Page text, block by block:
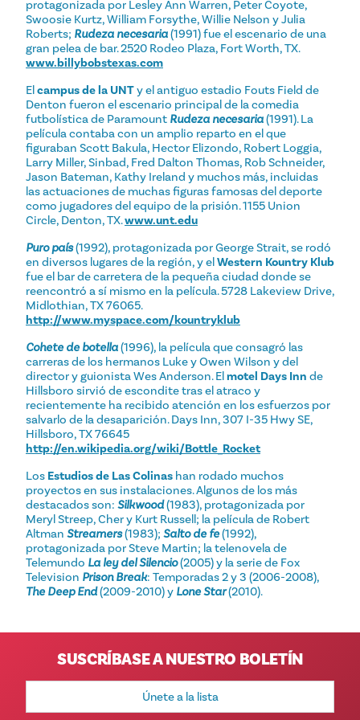
protagonizada por Lesley Ann Warren, Peter Coyote,
Swoosie Kurtz, William Forsythe, Willie Nelson y Julia
Roberts; Rudeza necesaria(1991) fue el escenario de una
gran pelea de bar. 2520 Rodeo Plaza, Fort Worth, TX.
www.billybobstexas.com
Elcampus de la UNTy el antiguo estadio Fouts Field de
Denton fueron el escenario principal de la comedia
futbolística de Paramount Rudeza necesaria(1991). La
película contaba con un amplio reparto en el que
figuraban Scott Bakula, Hector Elizondo, Robert Loggia,
Larry Miller, Sinbad, Fred Dalton Thomas, Rob Schneider,
Jason Bateman, Kathy Ireland y muchos más, incluidas
las actuaciones de muchas figuras famosas del deporte
como jugadores del equipo de la prisión. 1155 Union
Circle, Denton, TX.www.unt.edu
Puro país(1992), protagonizada por George Strait, se rodó
en diversos lugares de la región, y elWestern Kountry Klub
fue el bar de carretera de la pequeña ciudad donde se
reencontró a sí mismo en la película. 5728 Lakeview Drive,
Midlothian, TX 76065.
http://www.myspace.com/kountryklub
Cohete de botella(1996), la película que consagró las
carreras de los hermanos Luke y Owen Wilson y del
director y guionista Wes Anderson. Elmotel Days Inn de
Hillsboro sirvió de escondite tras el atraco y
recientemente ha recibido atención en los esfuerzos por
salvarlo de la desaparición. Days Inn, 307 I-35 Hwy SE,
Hillsboro, TX 76645
http://en.wikipedia.org/wiki/Bottle_Rocket
Los Estudios de Las Colinas han rodado muchos
proyectos en sus instalaciones. Algunos de los más
destacados son: Silkwood(1983), protagonizada por
Meryl Streep, Cher y Kurt Russell; la película de Robert
Altman Streamers(1983); Salto de fe(1992),
protagonizada por Steve Martin; la telenovela de
Telemundo La ley del Silencio(2005) y la serie de Fox
Television Prison Break: Temporadas 2 y 3 (2006-2008),
The Deep End(2009-2010) y Lone Star(2010).
SUSCRÍBASE A NUESTRO BOLETÍN
Dirección
correo